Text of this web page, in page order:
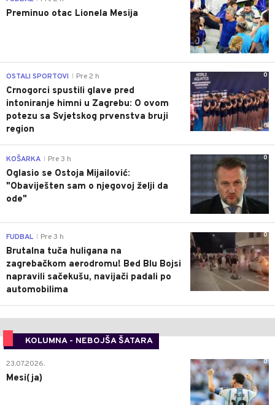
Preminuo otac Lionela Mesija
0
OSTALI SPORTOVI Pre 2 h
Crnogorci spustili glave pred
intoniranje himni u Zagrebu: O ovom
potezu sa Svjetskog prvenstva bruji
region
0
KOŠARKA Pre 3 h
Oglasio se Ostoja Mijailović:
"Obaviješten sam o njegovoj želji da
ode"
0
FUDBAL Pre 3 h
Brutalna tuča huligana na
zagrebačkom aerodromu! Bed Blu Bojsi
napravili sačekušu, navijači padali po
automobilima
KOLUMNA - NEBOJŠA ŠATARA
0
23.07.2026.
Mesi(ja)